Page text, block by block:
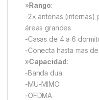
»Rango:
-2× antenas (internas)
áreas grandes
-Casas de 4 a 6
-Conecta hasta mas
»Capacidad:
-Banda dua
-MU-MIMO
-OFDMA